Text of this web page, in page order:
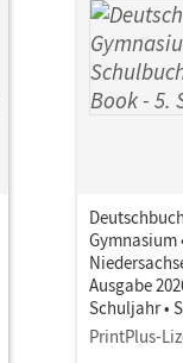
Gymnasium
Ausgabe
Schuljahr •
als E-Book
PrintPlus-